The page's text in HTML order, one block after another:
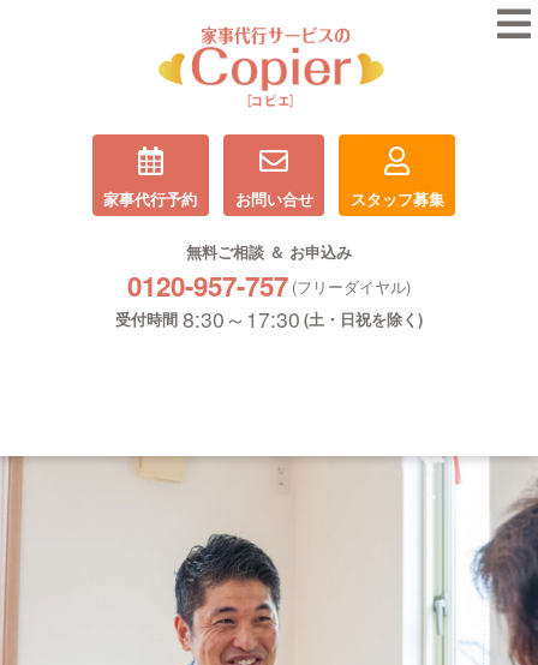
家事代行予約 お問い合せ スタッフ募集
無料ご相談 ＆ お申込み
0120-957-757 (フリーダイヤル)
受付時間 8:30～17:30 (土・日祝を除く)